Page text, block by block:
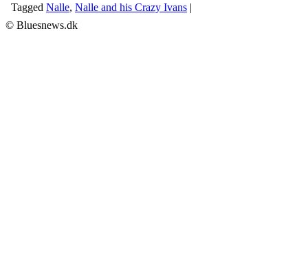
Tagged Nalle, Nalle and his Crazy Ivans |
© Bluesnews.dk